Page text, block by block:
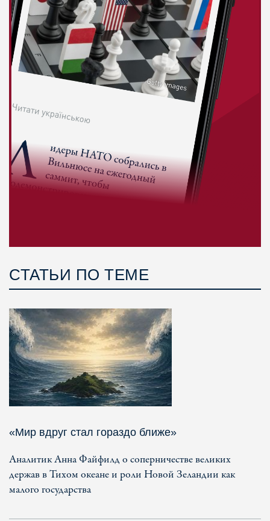
СТАТЬИ ПО ТЕМЕ
«Мир вдруг стал гораздо ближе»
Аналитик Анна Файфилд о соперничестве великих
держав в Тихом океане и роли Новой Зеландии как
малого государства